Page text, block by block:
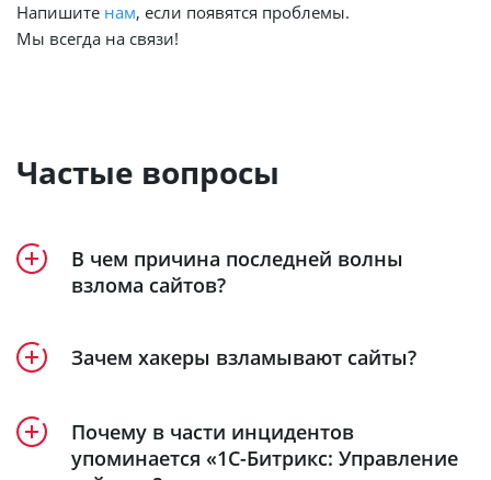
Напишите нам, если появятся проблемы.
Мы всегда на связи!
Частые вопросы
В чем причина последней волны
взлома сайтов?
Основная причина — игнорирование
необходимо устанавливать сразу после их
Зачем хакеры взламывают сайты?
Хакеры преследуют несколько целей:
перепродажу доступов, шантаж владельцев,
Почему в части инцидентов
упоминается «1С-Битрикс: Управление